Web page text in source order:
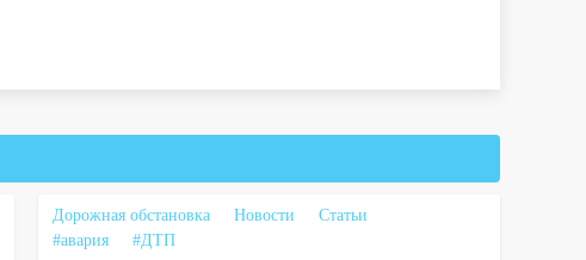
Дорожная обстановка Новости
Статьи
#авария
#ДТП